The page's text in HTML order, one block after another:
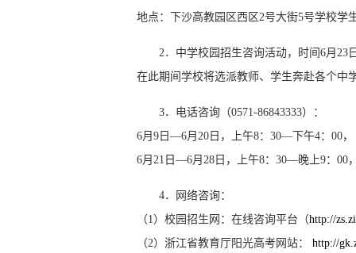
地点：下沙高教园区西区2号大街5号学校学
2．中学校园招生咨询活动，时间6月23
在此期间学校将选派教师、学生奔赴各个中
3．电话咨询（0571-86843333）：
6月9日—6月20日，上午8：30—下午4：00，
6月21日—6月28日，上午8：30—晚上9：00
4．网络咨询：
（1）校园招生网：在线咨询平台（http://
（2）浙江省教育厅阳光高考网站： http://